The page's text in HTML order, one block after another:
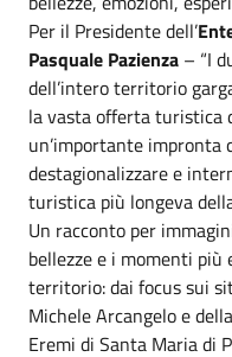
Per il Presidente dell’
Pasquale Pazienza – “I
dell’intero territorio
la vasta offerta turistica
un’importante impronta
destagionalizzare e
turistica più longeva
Un racconto per
bellezze e i momenti
territorio: dai focus sui
Michele Arcangelo e
Eremi di Santa Maria di